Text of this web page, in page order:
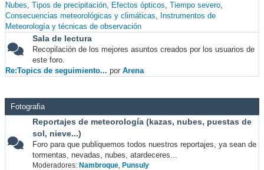
Nubes Tipos de precipitación Efectos ópticos Tiempo severo
Consecuencias meteorológicas y climáticas
Instrumentos de
Meteorología y técnicas de observación
Sala de lectura
Recopilación de los mejores asuntos creados por los usuarios de
este foro.
Re:Topics de seguimiento... por Arena
Fotografia
Reportajes de meteorología (kazas, nubes, puestas de
sol, nieve...)
Foro para que publiquemos todos nuestros reportajes, ya sean de
tormentas, nevadas, nubes, atardeceres...
Moderadores: Nambroque, Punsuly